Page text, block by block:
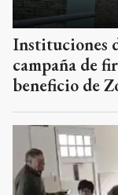
Instituciones
campaña de
beneficio de